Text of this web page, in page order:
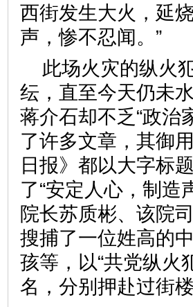
西街发生大火，延
声，惨不忍闻。”
此场火灾的纵火
纭，直至今天仍未
蒋介石却不乏“政治
了许多文章，其御
日报》都以大字标
了“安定人心，制造
院长苏质彬、该院
搜捕了一位姓高的
孩等，以“共党纵火
名，分别押赴过街